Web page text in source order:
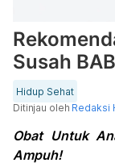
Susah
Hidup Sehat
Ditinjau oleh Redaksi
Obat Untuk
Ampuh!